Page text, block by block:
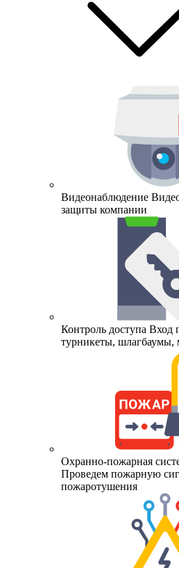
Видеонаблюдение
защиты компании
Контроль доступа Вход
турникеты, шлагбаумы,
Охранно-пожарная
Проведем пожарную
пожаротушения